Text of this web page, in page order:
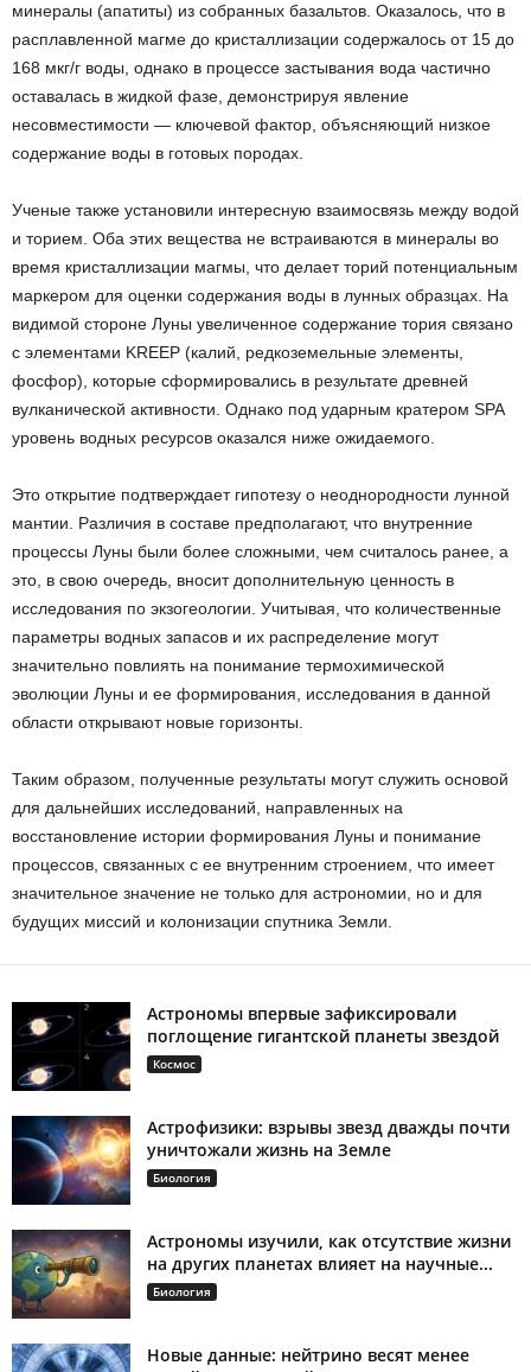
минералы (апатиты) из собранных базальтов. Оказалось, что в
расплавленной магме до кристаллизации содержалось от 15 до
168 мкг/г воды, однако в процессе застывания вода частично
оставалась в жидкой фазе, демонстрируя явление
несовместимости — ключевой фактор, объясняющий низкое
содержание воды в готовых породах.
Ученые также установили интересную взаимосвязь между водой
и торием. Оба этих вещества не встраиваются в минералы во
время кристаллизации магмы, что делает торий потенциальным
маркером для оценки содержания воды в лунных образцах. На
видимой стороне Луны увеличенное содержание тория связано
с элементами KREEP (калий, редкоземельные элементы,
фосфор), которые сформировались в результате древней
вулканической активности. Однако под ударным кратером SPA
уровень водных ресурсов оказался ниже ожидаемого.
Это открытие подтверждает гипотезу о неоднородности лунной
мантии. Различия в составе предполагают, что внутренние
процессы Луны были более сложными, чем считалось ранее, а
это, в свою очередь, вносит дополнительную ценность в
исследования по экзогеологии. Учитывая, что количественные
параметры водных запасов и их распределение могут
значительно повлиять на понимание термохимической
эволюции Луны и ее формирования, исследования в данной
области открывают новые горизонты.
Таким образом, полученные результаты могут служить основой
для дальнейших исследований, направленных на
восстановление истории формирования Луны и понимание
процессов, связанных с ее внутренним строением, что имеет
значительное значение не только для астрономии, но и для
будущих миссий и колонизации спутника Земли.
Астрономы впервые зафиксировали
поглощение гигантской планеты звездой
Космос
Астрофизики: взрывы звезд дважды почти
уничтожали жизнь на Земле
Биология
Астрономы изучили, как отсутствие жизни
на других планетах влияет на научные...
Биология
Новые данные: нейтрино весят менее